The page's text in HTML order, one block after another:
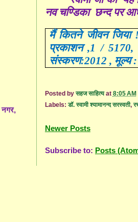
नव चण्डिका छन्द पर
मैं कितने जीवन जिया
प्रकाशन ,1 / 5170,
संस्करण:2012 , मूल्य
Posted byसहज साहित्य at 8:05 AM
Labels:डॉ. स्वामी श्यामानन्द सरस्वती,
Newer Posts
Subscribe to: Posts
नगर,